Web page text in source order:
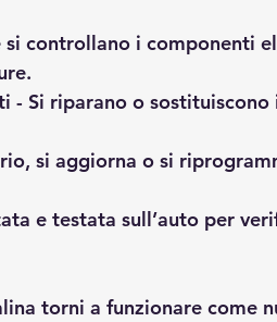
si controllano i componenti
- Si riparano o
si aggiorna o si
e testata sull’auto per
torni a funzionare come